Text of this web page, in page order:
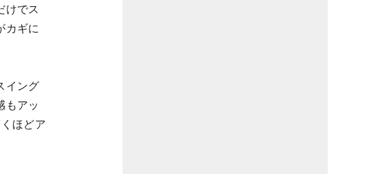
けでス
カギに
イング
もアッ
ほどア